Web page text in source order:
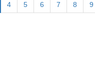
4 5 6 7 8 9